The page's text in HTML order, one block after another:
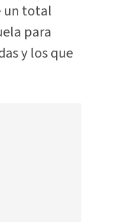
un total
para
y los que